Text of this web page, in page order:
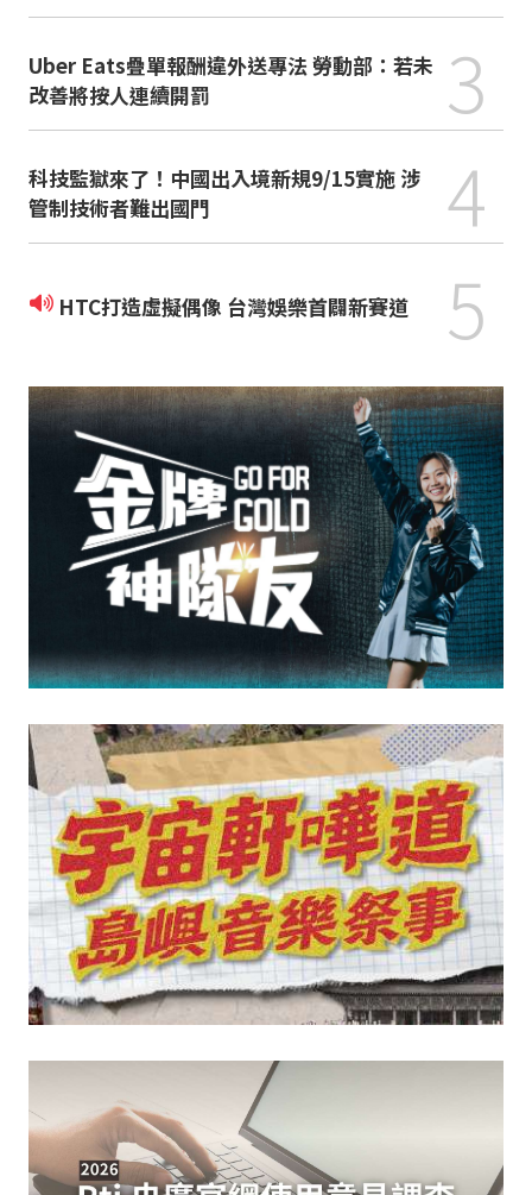
Uber Eats疊單報酬違外送專法 勞動部：若未
改善將按人連續開罰
3
科技監獄來了！中國出入境新規9/15實施 涉
管制技術者難出國門
4
HTC打造虛擬偶像 台灣娛樂首闢新賽道 5